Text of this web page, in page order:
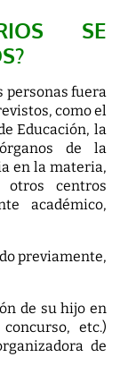
SE
personas fuera
como el
Educación, la
de la
en la materia,
otros centros
académico,
previamente,
de su hijo en
etc.)
de